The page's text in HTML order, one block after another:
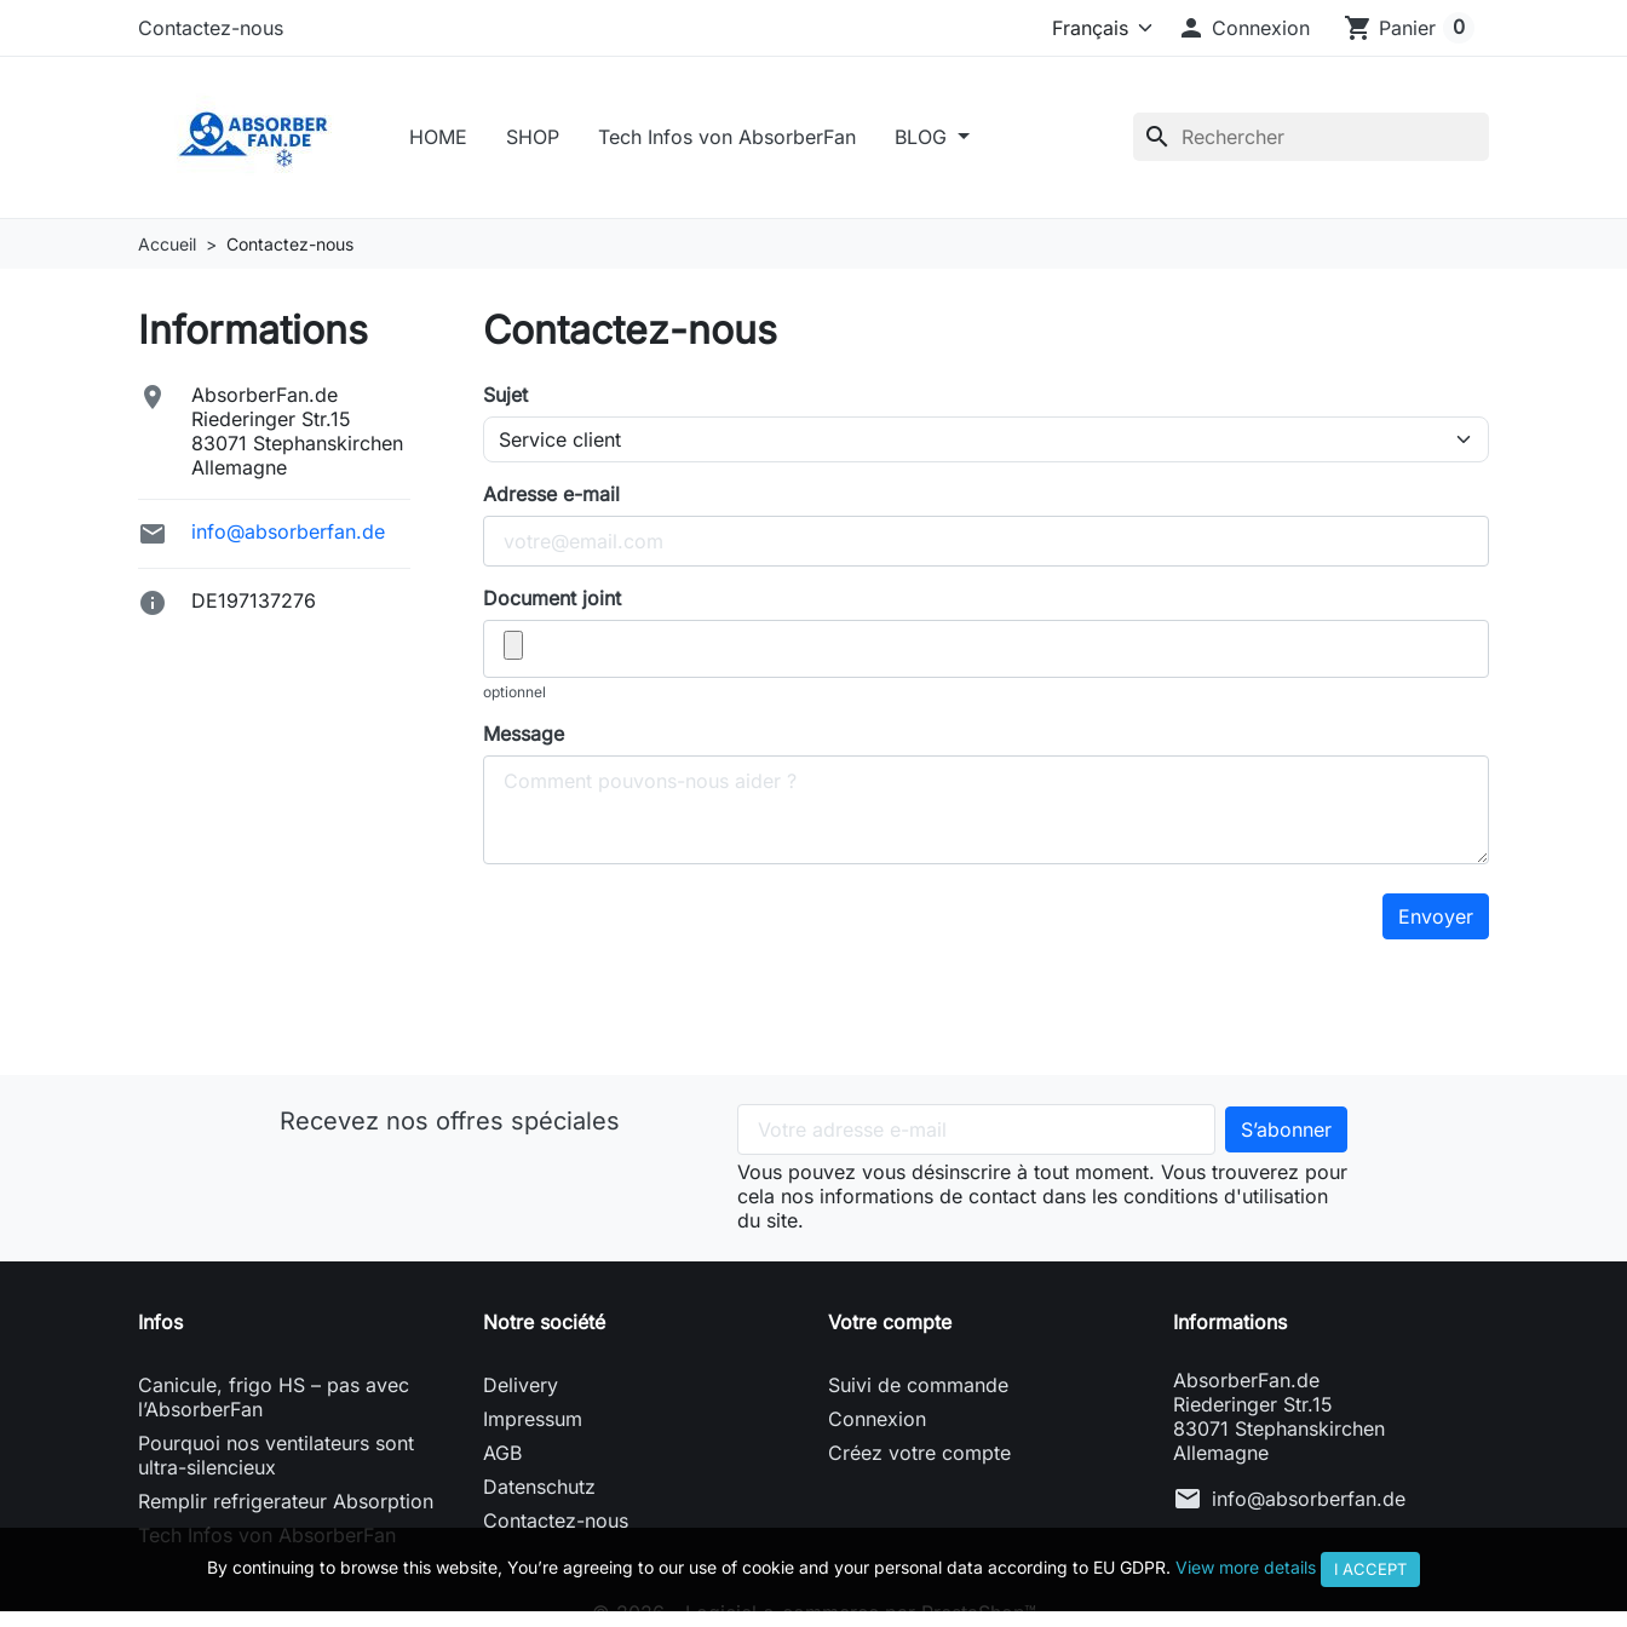
Contactez-nous  Connexion shopping_cart Panier 0
HOME SHOP Tech Infos von AbsorberFan BLOG search
Accueil Contactez-nous
Informations

AbsorberFan.de
Riederinger Str.15
83071 Stephanskirchen
Allemagne
 info@absorberfan.de
 DE197137276
Contactez-nous
Sujet
Adresse e-mail
Document joint
optionnel
Message
Recevez nos offres spéciales
Vous pouvez vous désinscrire à tout moment. Vous trouverez pour
cela nos informations de contact dans les conditions d'utilisation
du site.
Infos
Canicule, frigo HS – pas avec
l’AbsorberFan
Pourquoi nos ventilateurs sont
ultra-silencieux
Remplir refrigerateur Absorption
Tech Infos von AbsorberFan
Notre société
Delivery
Impressum
AGB
Datenschutz
Contactez-nous
Votre compte
Suivi de commande
Connexion
Créez votre compte
Informations
AbsorberFan.de
Riederinger Str.15
83071 Stephanskirchen
Allemagne
mail info@absorberfan.de
By continuing to browse this website, You’re agreeing to our use of cookie and your personal data according to EU GDPR. View more details I ACCEPT
© 2026 - Logiciel e-commerce par PrestaShop™